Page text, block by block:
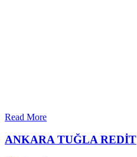
Read More
ANKARA TUĞLA REDİT